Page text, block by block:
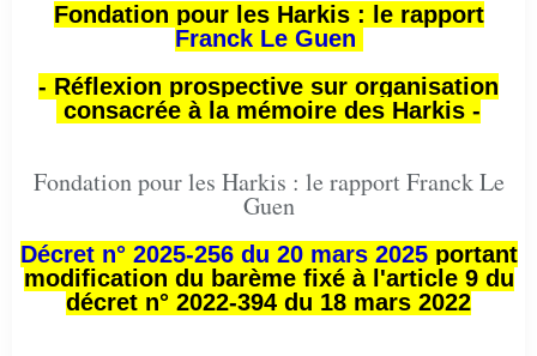
Fondation pour les Harkis : le rapport
Franck Le Guen
- Réflexion prospective sur organisation
consacrée à la mémoire des Harkis -
Fondation pour les Harkis : le rapport Franck Le
Guen
Décret n° 2025-256 du 20 mars 2025portant
modification du barème fixé à l'article 9 du
décret n° 2022-394 du 18 mars 2022